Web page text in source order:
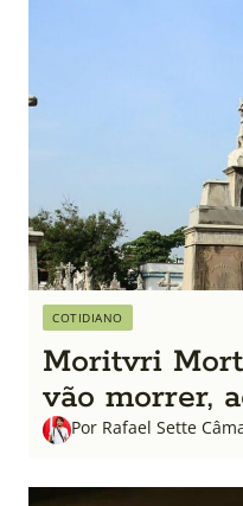
COTIDIANO
Moritvri
vão morrer,
Por Rafael Sette